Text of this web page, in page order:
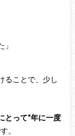
ことで、少し
とって“年に一度
。